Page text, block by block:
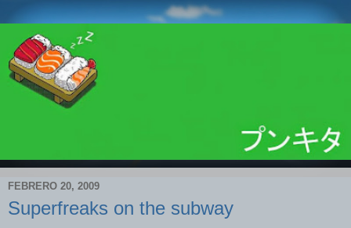
FEBRERO 20, 2009
Superfreaks on the subway